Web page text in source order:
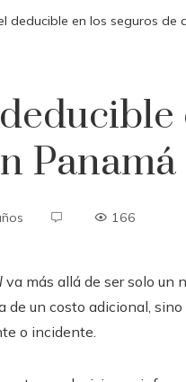
deducible en los seguros de
Panamá
166
va más allá de ser solo un
un costo adicional,
o incidente.